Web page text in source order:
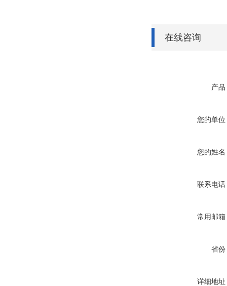
在线咨询
产品
您的单位
您的姓名
联系电话
常用邮箱
省份
详细地址